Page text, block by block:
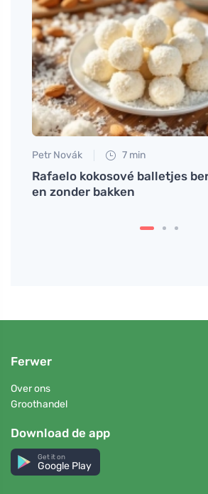
Petr Novák 7 min
Rafaelo kokosové balletjes
en zonder bakken
Ferwer
Over ons
Groothandel
Download de app
Get it on
Google Play